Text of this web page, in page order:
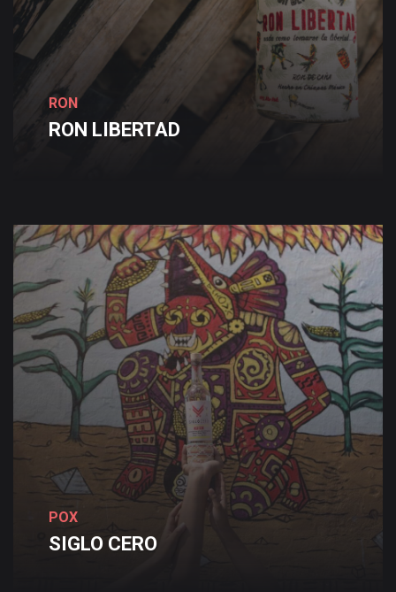
RON
RON LIBERTAD
POX
SIGLO CERO